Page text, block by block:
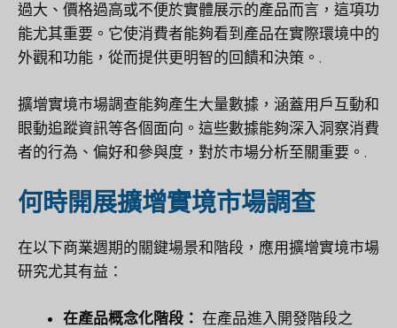
過大、價格過高或不便於實體展示的產品而言，這項功
能尤其重要。它使消費者能夠看到產品在實際環境中的
外觀和功能，從而提供更明智的回饋和決策。.
擴增實境市場調查能夠產生大量數據，涵蓋用戶互動和
眼動追蹤資訊等各個面向。這些數據能夠深入洞察消費
者的行為、偏好和參與度，對於市場分析至關重要。.
何時開展擴增實境市場調查
在以下商業週期的關鍵場景和階段，應用擴增實境市場
研究尤其有益：
在產品概念化階段： 在產品進入開發階段之